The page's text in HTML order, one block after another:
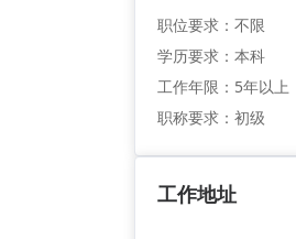
职位要求：不限
学历要求：本科
工作年限：5年以上
职称要求：初级
工作地址